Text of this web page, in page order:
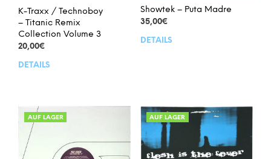
K-Traxx / Technoboy
– Titanic Remix
Collection Volume 3
20,00€
DETAILS
Showtek – Puta Madre
35,00€
DETAILS
AUF LAGER AUF LAGER